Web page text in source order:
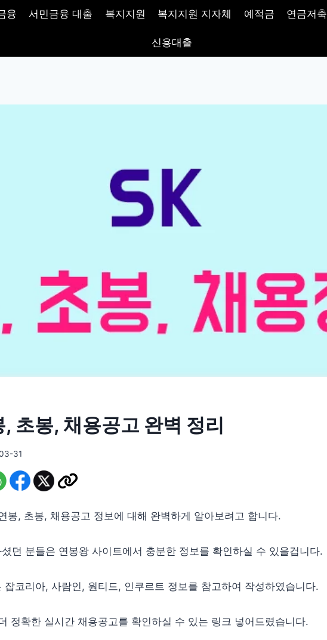
융 서민금융 대출 복지지원 복지지원 지자체 예적금 연금저축
신용대출
초봉, 채용공고 완벽 정리
31
봉, 초봉, 채용공고 정보에 대해 완벽하게 알아보려고 합니다.
던 분들은 연봉왕 사이트에서 충분한 정보를 확인하실 수 있을겁니다.
잡코리아, 사람인, 원티드, 인쿠르트 정보를 참고하여 작성하였습니다.
정확한 실시간 채용공고를 확인하실 수 있는 링크 넣어드렸습니다.